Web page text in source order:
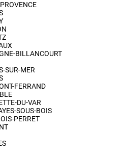
BILLANCOURT
SUR-MER
FERRAND
DU-VAR
SOUS-BOIS
PERRET